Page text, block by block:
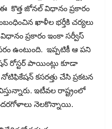
కొత్త జోనల్ విధానం ప్రకారం
ఖాళీల భర్తీకి చర్యలు
ప్రకారం ఇంకా సర్వీస్
ఉంటుంది. ఇప్పటికీ ఆ పని
రోస్టర్ పాయింట్లు కూడా
కసరత్తు చేసి ప్రకటన
ఇటీవల రాష్ట్రంలో
నెలకొన్నాయి.